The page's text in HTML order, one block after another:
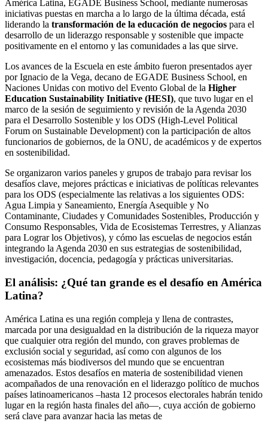
América Latina, EGADE Business School, mediante numerosas
iniciativas puestas en marcha a lo largo de la última década, está
liderando la transformación de la educación de negocios para el
desarrollo de un liderazgo responsable y sostenible que impacte
positivamente en el entorno y las comunidades a las que sirve.
Los avances de la Escuela en este ámbito fueron presentados ayer
por Ignacio de la Vega, decano de EGADE Business School, en
Naciones Unidas con motivo del Evento Global de la Higher
Education Sustainability Initiative (HESI), que tuvo lugar en el
marco de la sesión de seguimiento y revisión de la Agenda 2030
para el Desarrollo Sostenible y los ODS (High-Level Political
Forum on Sustainable Development) con la participación de altos
funcionarios de gobiernos, de la ONU, de académicos y de expertos
en sostenibilidad.
Se organizaron varios paneles y grupos de trabajo para revisar los
desafíos clave, mejores prácticas e iniciativas de políticas relevantes
para los ODS (especialmente las relativas a los siguientes ODS:
Agua Limpia y Saneamiento, Energía Asequible y No
Contaminante, Ciudades y Comunidades Sostenibles, Producción y
Consumo Responsables, Vida de Ecosistemas Terrestres, y Alianzas
para Lograr los Objetivos), y cómo las escuelas de negocios están
integrando la Agenda 2030 en sus estrategias de sostenibilidad,
investigación, docencia, pedagogía y prácticas universitarias.
El análisis: ¿Qué tan grande es el desafío en América
Latina?
América Latina es una región compleja y llena de contrastes,
marcada por una desigualdad en la distribución de la riqueza mayor
que cualquier otra región del mundo, con graves problemas de
exclusión social y seguridad, así como con algunos de los
ecosistemas más biodiversos del mundo que se encuentran
amenazados. Estos desafíos en materia de sostenibilidad vienen
acompañados de una renovación en el liderazgo político de muchos
países latinoamericanos –hasta 12 procesos electorales habrán tenido
lugar en la región hasta finales del año—, cuya acción de gobierno
será clave para avanzar hacia las metas de